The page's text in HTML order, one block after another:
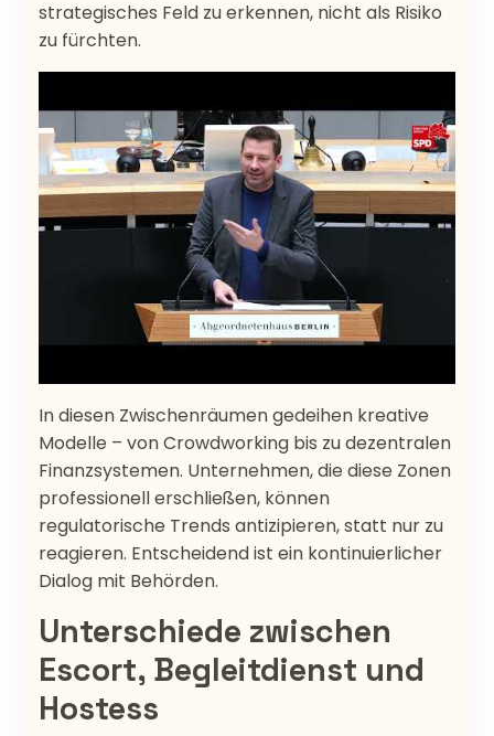
strategisches Feld zu erkennen, nicht als Risiko
zu fürchten.
In diesen Zwischenräumen gedeihen kreative
Modelle – von Crowdworking bis zu dezentralen
Finanzsystemen. Unternehmen, die diese Zonen
professionell erschließen, können
regulatorische Trends antizipieren, statt nur zu
reagieren. Entscheidend ist ein kontinuierlicher
Dialog mit Behörden.
Unterschiede zwischen
Escort, Begleitdienst und
Hostess